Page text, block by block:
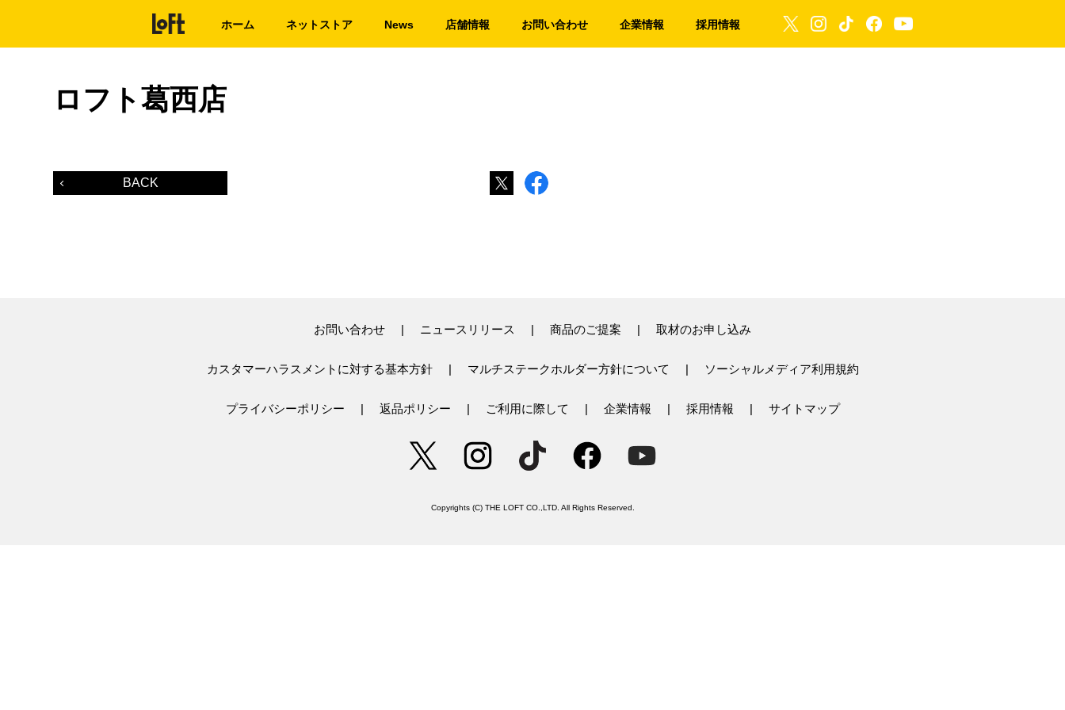
ホーム ネットストア News 店舗情報 お問い合わせ 企業情報 採用情報
ロフト葛西店
BACK
お問い合わせ ニュースリリース 商品のご提案 取材のお申し込み
カスタマーハラスメントに対する基本方針 マルチステークホルダー方針について ソーシャルメディア利用規約
プライバシーポリシー 返品ポリシー ご利用に際して 企業情報 採用情報 サイトマップ
Copyrights (C) THE LOFT CO.,LTD. All Rights Reserved.